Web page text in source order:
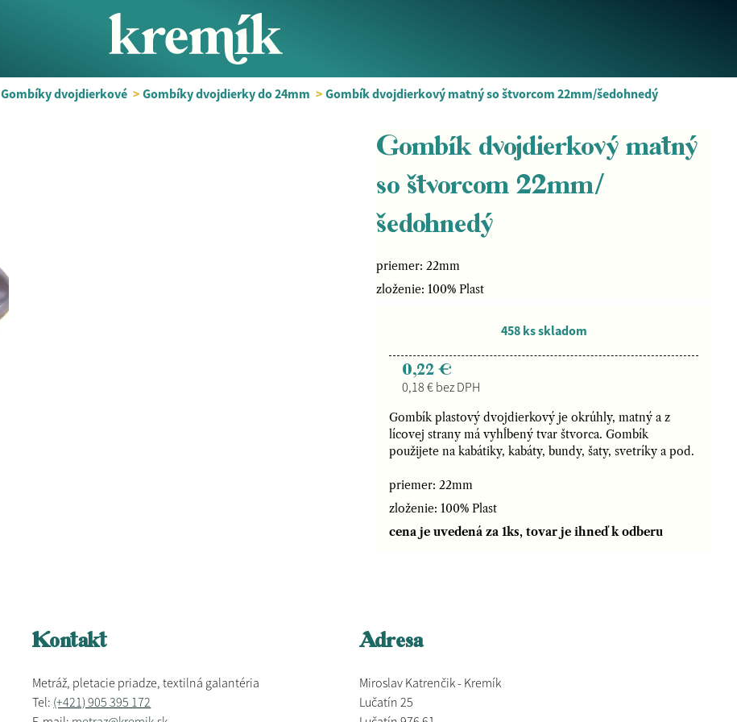
Gombíky dvojdierkové > Gombíky dvojdierky do 24mm > Gombík dvojdierkový matný so štvorcom 22mm/šedohnedý
Gombík dvojdierkový matný
so štvorcom 22mm/
šedohnedý
priemer: 22mm
zloženie: 100% Plast
458 ks skladom
0,22 €
0,18 € bez DPH
Gombík plastový dvojdierkový je okrúhly, matný a z
lícovej strany má vyhĺbený tvar štvorca. Gombík
použijete na kabátiky, kabáty, bundy, šaty, svetríky a pod.
priemer: 22mm
zloženie: 100% Plast
cena je uvedená za 1ks, tovar je ihneď k odberu
Kontakt
Metráž, pletacie priadze, textilná galantéria
Tel: (+421) 905 395 172
Adresa
Miroslav Katrenčik - Kremík
Lučatín 25